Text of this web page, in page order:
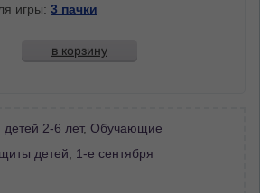
игры: 3 пачки
в корзину
2-6 лет, Обучающие
детей
1-е сентября